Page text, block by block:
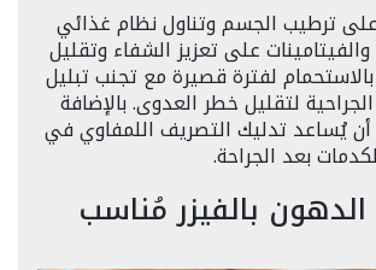
ترطيب الجسم وتناول نظام غذائي
والفيتامينات على تعزيز الشفاء وتقليل
لفترة قصيرة مع تجنب تبليل
لتقليل خطر العدوى. بالإضافة
يُساعد تدليك التصريف اللمفاوي في
بعد الجراحة.
بالفيزر مُناسب